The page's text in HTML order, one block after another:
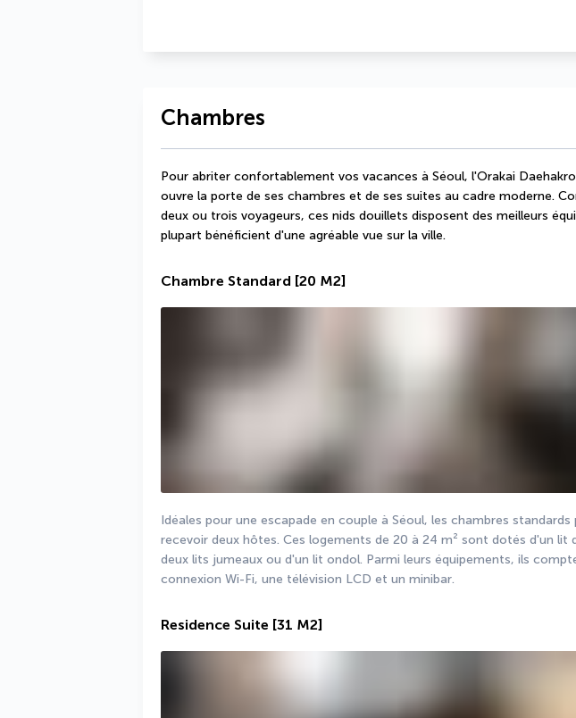
Chambres
Pour abriter confortablement vos vacances à Séoul, l'Orakai
ouvre la porte de ses chambres et de ses suites au cadre moderne.
deux ou trois voyageurs, ces nids douillets disposent des meilleurs
plupart bénéficient d'une agréable vue sur la ville.
Chambre Standard [20 M2]
Idéales pour une escapade en couple à Séoul, les chambres standards
recevoir deux hôtes. Ces logements de 20 à 24 m² sont dotés d'un lit
deux lits jumeaux ou d'un lit ondol. Parmi leurs équipements, ils
connexion Wi-Fi, une télévision LCD et un minibar.
Residence Suite [31 M2]